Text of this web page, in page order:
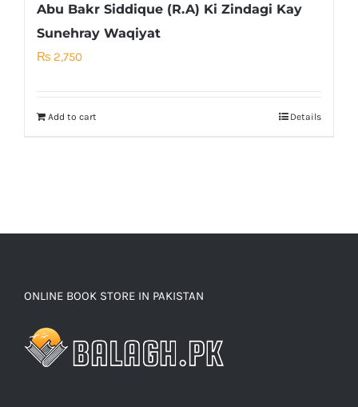
Abu Bakr Siddique (R.A) Ki Zindagi Kay
Sunehray Waqiyat
₨ 2,750
Add to cart Details
ONLINE BOOK STORE IN PAKISTAN